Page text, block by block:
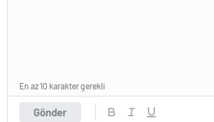
Gönder
En az 10 karakter gerekli